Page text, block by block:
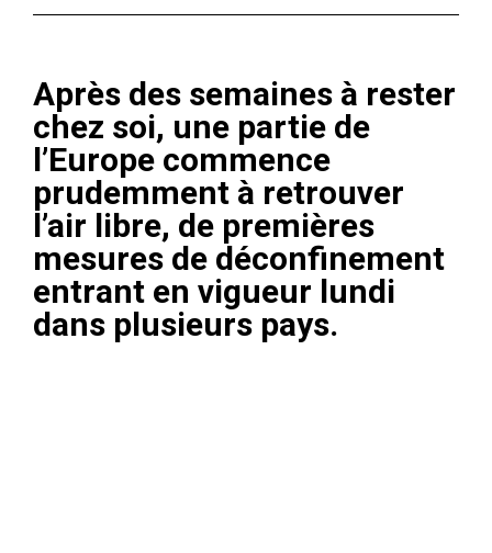
Après des semaines à rester
chez soi, une partie de
l’Europe commence
prudemment à retrouver
l’air libre, de premières
mesures de déconfinement
entrant en vigueur lundi
dans plusieurs pays.